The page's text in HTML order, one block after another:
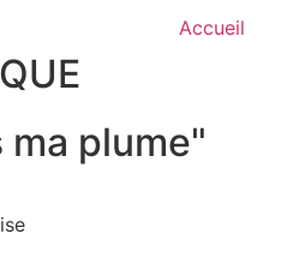
Accueil
ma plume"